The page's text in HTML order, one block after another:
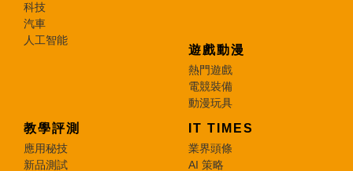
科技
汽車
人工智能
遊戲動漫
熱門遊戲
電競裝備
動漫玩具
教學評測
應用秘技
新品測試
IT TIMES
業界頭條
AI 策略